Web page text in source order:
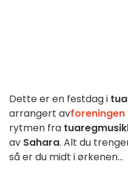
Dette er en festdag i
arrangert avforeningen
rytmen fra
av Sahara. Alt du
så er du midt i ørkenen...